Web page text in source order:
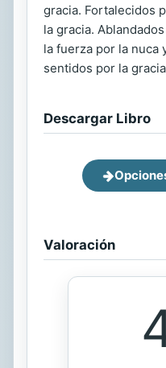
gracia. Fortalecidos
la gracia.
la fuerza por la nuca
sentidos por la
Descargar Libro
Valoración